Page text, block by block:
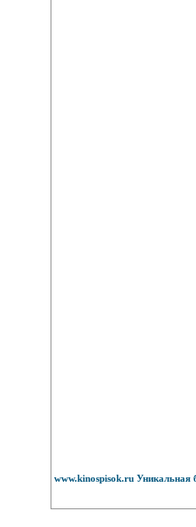
www.kinospisok.ru